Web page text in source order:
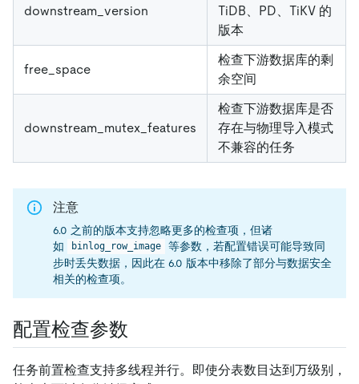
downstream_version
TiDB、PD、TiKV 的
版本
free_space
检查下游数据库的剩
余空间
downstream_mutex_features
检查下游数据库是否
存在与物理导入模式
不兼容的任务
注意
6.0 之前的版本支持忽略更多的检查项，但诸
如
binlog_row_image
等参数，若配置错误可能导致同
步时丢失数据，因此在 6.0 版本中移除了部分与数据安全
相关的检查项。
配置检查参数
任务前置检查支持多线程并行。即使分表数目达到万级别，